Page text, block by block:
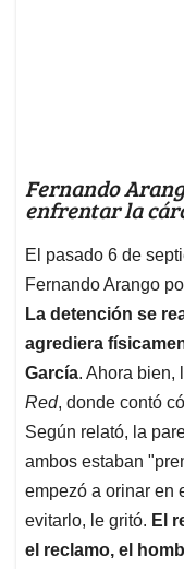
Fernando
enfrentar la
El pasado 6 de
Fernando Arango
La detención se
agrediera
García. Ahora bien,
Red, donde contó
Según relató, la
ambos estaban
empezó a orinar en
evitarlo, le gritó. El
el reclamo, el